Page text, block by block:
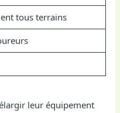
tous terrains
leur équipement